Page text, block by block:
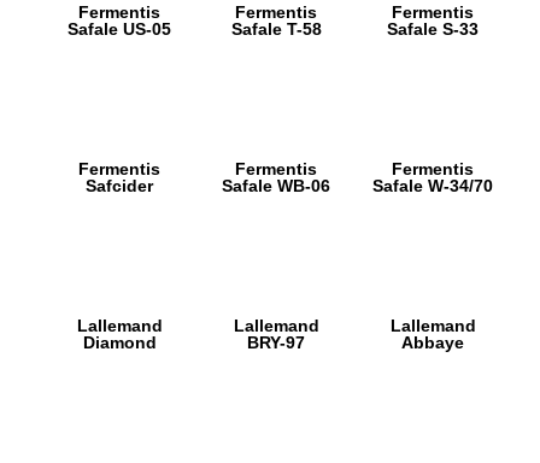
Fermentis
Safale S-33
Fermentis
Safale T-58
Fermentis
Safale US-05
Fermentis
Safale W-34/70
Fermentis
Safale WB-06
Fermentis
Safcider
Lallemand
Abbaye
Lallemand
BRY-97
Lallemand
Diamond